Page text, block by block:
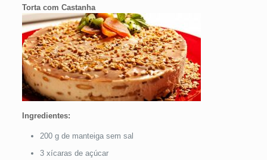
Torta com Castanha
Ingredientes:
200 g de manteiga sem sal
3 xícaras de açúcar